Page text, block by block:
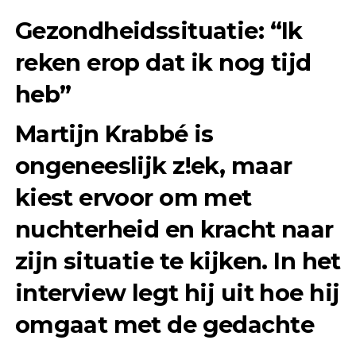
Gezondheidssituatie: “Ik
reken erop dat ik nog tijd
heb”
Martijn Krabbé is
ongeneeslijk z!ek, maar
kiest ervoor om met
nuchterheid en kracht naar
zijn situatie te kijken. In het
interview legt hij uit hoe hij
omgaat met de gedachte